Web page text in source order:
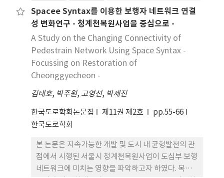
Spacee Syntax를 이용한 보행자 네트워크 연결
성 변화연구 - 청계천복원사업을 중심으로 -
A Study on the Changing Connectivity of
Pedestrain Network Using Space Syntax -
Focussing on Restoration of
Cheonggyecheon -
김태호, 박주원, 고영선, 박제진
한국도로학회논문집 제11권 제2호
pp.55-66
한국도로학회
본 논문은 지속가능한 개발 및 도시 내 균형발전의 관
점에서 시행된 서울시 청계천복원사업이 도심부 보행
네트워크에 미치는 영향을 파악하고자 하였다. 복원